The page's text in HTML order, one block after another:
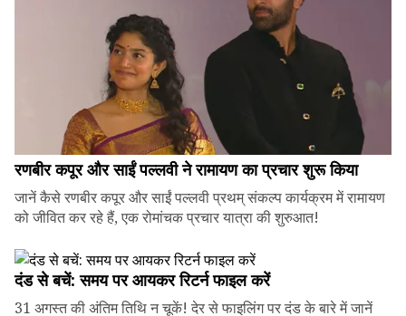
रणबीर कपूर और साईं पल्लवी ने रामायण का प्रचार शुरू किया
जानें कैसे रणबीर कपूर और साईं पल्लवी प्रथम् संकल्प कार्यक्रम में रामायण
को जीवित कर रहे हैं, एक रोमांचक प्रचार यात्रा की शुरुआत!
दंड से बचें: समय पर आयकर रिटर्न फाइल करें
31 अगस्त की अंतिम तिथि न चूकें! देर से फाइलिंग पर दंड के बारे में जानें